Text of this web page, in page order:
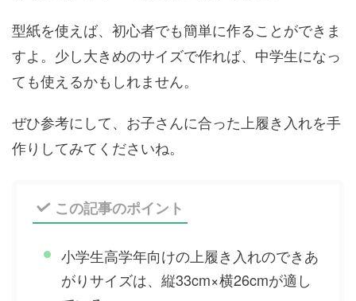
型紙を使えば、初心者でも簡単に作ることができま
すよ。少し大きめのサイズで作れば、中学生になっ
ても使えるかもしれません。
ぜひ参考にして、お子さんに合った上履き入れを手
作りしてみてくださいね。
この記事のポイント
小学生高学年向けの上履き入れのできあ
がりサイズは、縦33cm×横26cmが適し